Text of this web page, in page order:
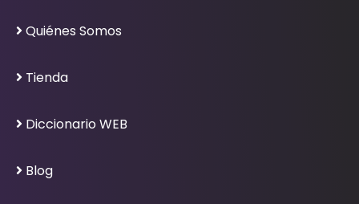
Quiénes Somos
Tienda
Diccionario WEB
Blog